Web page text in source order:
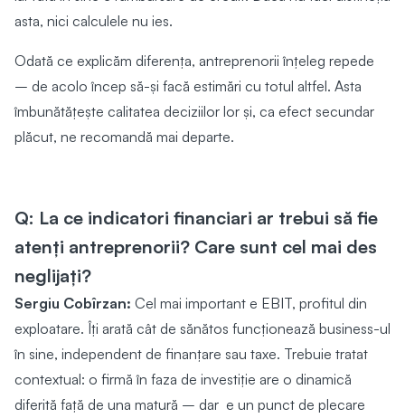
asta, nici calculele nu ies.
Odată ce explicăm diferența, antreprenorii înțeleg repede
– de acolo încep să-și facă estimări cu totul altfel. Asta
îmbunătățește calitatea deciziilor lor și, ca efect secundar
plăcut, ne recomandă mai departe.
Q: La ce indicatori financiari ar trebui să fie
atenți antreprenorii? Care sunt cel mai des
neglijați?
Sergiu Cobîrzan: Cel mai important e EBIT, profitul din
exploatare. Îți arată cât de sănătos funcționează business-ul
în sine, independent de finanțare sau taxe. Trebuie tratat
contextual: o firmă în faza de investiție are o dinamică
diferită față de una matură – dar e un punct de plecare